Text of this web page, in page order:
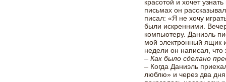
красотой и хочет
письмах он
писал: «Я не хочу
были искренними.
компьютеру. Даниэль
мой электронный ящик
недели он написал, что
– Как было сделано
– Когда Даниэль
люблю» и через два